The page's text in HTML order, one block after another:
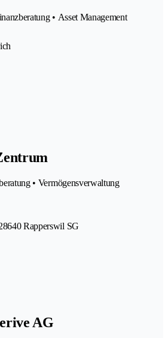
• Asset Management
• Vermögensverwaltung
8640 Rapperswil SG
AG